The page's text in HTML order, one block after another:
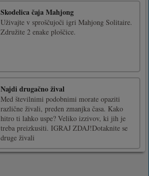
Skodelica čaja Mahjong
Uživajte v sproščujoči igri Mahjong Solitaire.
Združite 2 enake ploščice.
Najdi drugačno žival
Med številnimi podobnimi morate opaziti
različne živali, preden zmanjka časa. Kako
hitro ti lahko uspe? Veliko izzivov, ki jih je
treba preizkusiti. IGRAJ ZDAJ!Dotaknite se
druge živali